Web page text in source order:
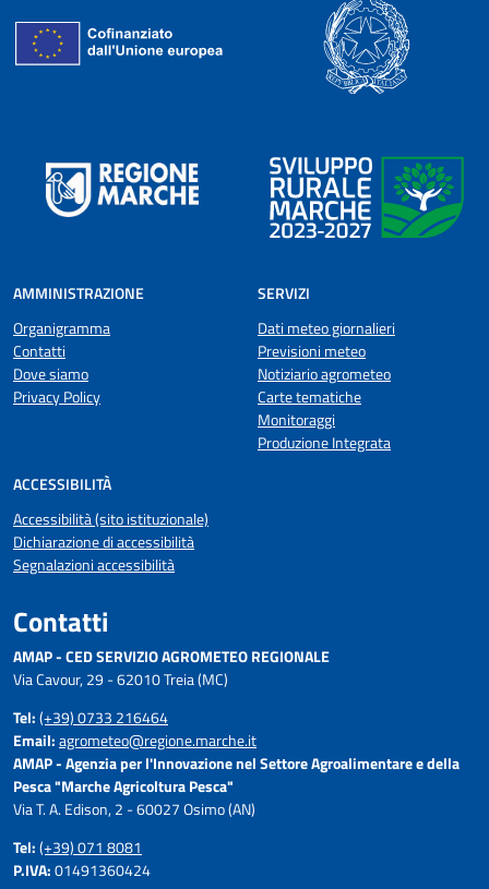
AMMINISTRAZIONE
Organigramma
Contatti
Dove siamo
Privacy Policy
SERVIZI
Dati meteo giornalieri
Previsioni meteo
Notiziario agrometeo
Carte tematiche
Monitoraggi
Produzione Integrata
ACCESSIBILITÀ
Accessibilità (sito istituzionale)
Dichiarazione di accessibilità
Segnalazioni accessibilità
Contatti
AMAP - CED SERVIZIO AGROMETEO REGIONALE
Via Cavour, 29 - 62010 Treia (MC)
Tel:(+39) 0733 216464
Email:agrometeo@regione.marche.it
AMAP - Agenzia per l'Innovazione nel Settore Agroalimentare e della
Pesca "Marche Agricoltura Pesca"
Via T. A. Edison, 2 - 60027 Osimo (AN)
Tel:(+39) 071 8081
P.IVA:01491360424